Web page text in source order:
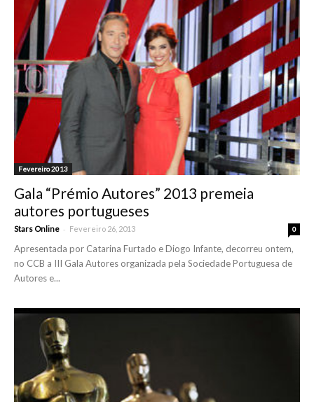
Fevereiro 2013
Gala “Prémio Autores” 2013 premeia
autores portugueses
Stars Online - Fevereiro 26, 2013 0
Apresentada por Catarina Furtado e Diogo Infante, decorreu ontem,
no CCB a III Gala Autores organizada pela Sociedade Portuguesa de
Autores e...